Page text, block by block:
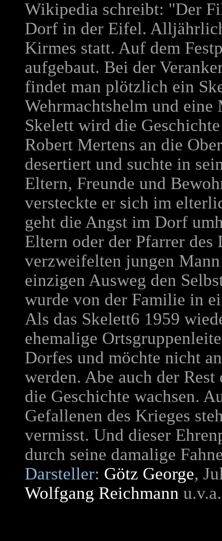
Wikipedia schreibt: "Der
Dorf in der Eifel.
Kirmes statt. Auf dem
aufgebaut. Bei der
findet man plötzlich ein
Wehrmachtshelm und
Skelett wird die
Robert Mertens an die
desertiert und suchte in
Eltern, Freunde und
versteckte er sich im
geht die Angst im Dorf
Eltern oder der Pfarrer des
verzweifelten jungen
einzigen Ausweg den
wurde von der Familie in
Als das Skelett6 1959
ehemalige
Dorfes und möchte nicht
werden. Abe auch der
die Geschichte wachsen.
Gefallenen des Krieges
vermisst. Und dieser
durch seine damalige
Darsteller: Götz George,
Wolfgang Reichmann u.v.a.